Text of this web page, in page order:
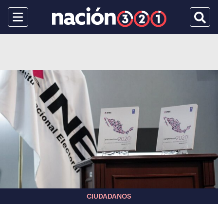
Menu
CIUDADANOS